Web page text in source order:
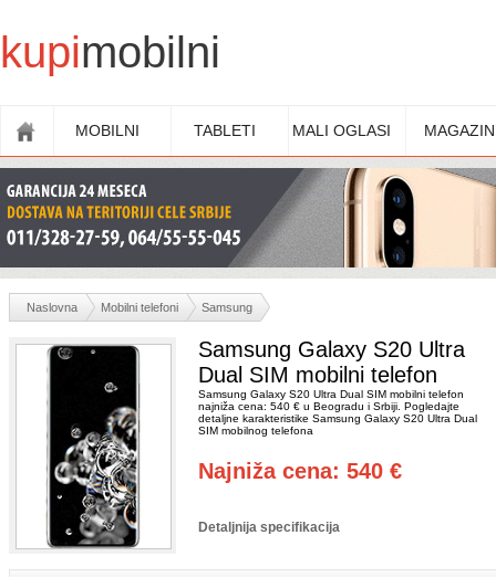
kupimobilni
MOBILNI TABLETI MALI OGLASI MAGAZIN
Naslovna Mobilni telefoni Samsung
Samsung Galaxy S20 Ultra
Dual SIM mobilni telefon
Samsung Galaxy S20 Ultra Dual SIM mobilni telefon
najniža cena: 540 € u Beogradu i Srbiji. Pogledajte
detaljne karakteristike Samsung Galaxy S20 Ultra Dual
SIM mobilnog telefona
Najniža cena: 540 €
Detaljnija specifikacija